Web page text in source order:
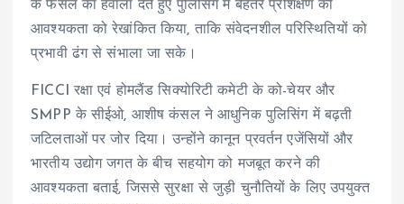
के फैसले का हवाला देते हुए पुलिसिंग में बेहतर प्रशिक्षण की
आवश्यकता को रेखांकित किया, ताकि संवेदनशील परिस्थितियों को
प्रभावी ढंग से संभाला जा सके।
FICCI रक्षा एवं होमलैंड सिक्योरिटी कमेटी के को-चेयर और
SMPP के सीईओ, आशीष कंसल ने आधुनिक पुलिसिंग में बढ़ती
जटिलताओं पर जोर दिया। उन्होंने कानून प्रवर्तन एजेंसियों और
भारतीय उद्योग जगत के बीच सहयोग को मजबूत करने की
आवश्यकता बताई, जिससे सुरक्षा से जुड़ी चुनौतियों के लिए उपयुक्त